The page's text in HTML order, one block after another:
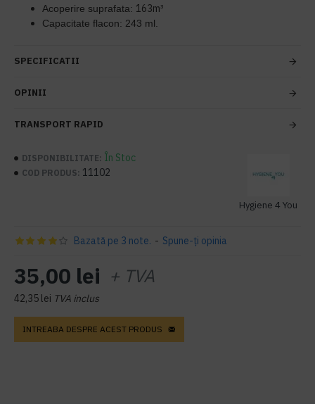
Acoperire suprafata: 163m³
Capacitate flacon: 243 ml.
SPECIFICATII
OPINII
TRANSPORT RAPID
DISPONIBILITATE: În Stoc
COD PRODUS: 11102
Hygiene 4 You
Bazată pe 3 note. - Spune-ţi opinia
35,00 lei + TVA
42,35 lei TVA inclus
INTREABA DESPRE ACEST PRODUS